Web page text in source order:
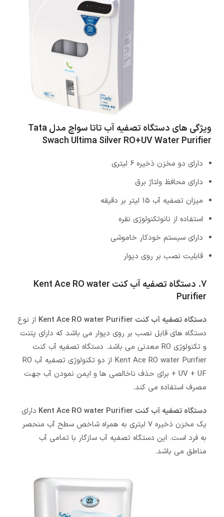
ویژگی های دستگاه تصفیه آب تاتا سواچ مدل Tata
Swach Ultima Silver RO+UV Water Purifier
دارای دو مخزن ذخیره 6 لیتری
دارای محافظ ولتاژ برق
میزان تصفیه آب 15 لیتر بر دقیقه
استفاده از نانوتکنولوژی نقره
دارای سیستم خودکار خاموشی
قابلیت نصب بر روی دیوار
7. دستگاه تصفیه آب کنت Kent Ace RO water
Purifier
دستگاه تصفیه آب کنت Kent Ace RO water Purifier
از نوع
دستگاه های قابل نصب بر روی دیوار می باشد که دارای پتنت
و تکنولوژی RO معدنی می باشد. دستگاه تصفیه آب کنت
Kent Ace RO water Purifier از دو تکنولوژی تصفیه آب RO
+ UV + UF برای حذف ناخالصی ها و ایمن نمودن آب جهت
مصرف استفاده می کند.
دستگاه تصفیه آب کنت Kent Ace RO water Purifier
دارای
یک مخزن ذخیره 7 لیتری به همراه شاخص سطح آب منحصر
به فرد است. این دستگاه تصفیه آب سازگار با تمامی آب
مناطق می باشد.